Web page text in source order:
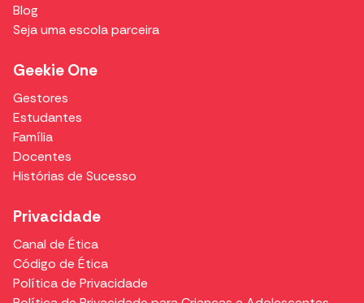
Blog
Seja uma escola parceira
Geekie One
Gestores
Estudantes
Família
Docentes
Histórias de Sucesso
Privacidade
Canal de Ética
Código de Ética
Política de Privacidade